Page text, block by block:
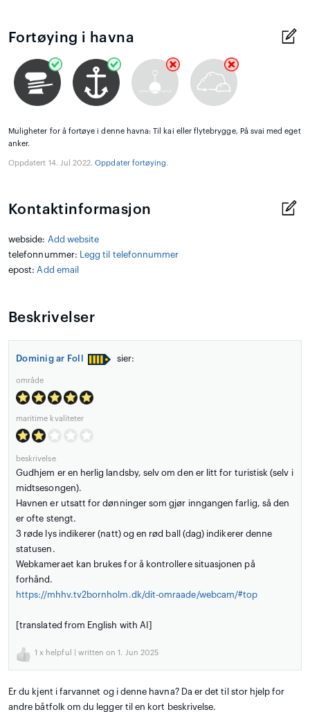
Fortøying i havna
Muligheter for å fortøye i denne havna: Til kai eller flytebrygge, På svai med eget
anker.
Oppdatert 14. Jul 2022.Oppdater fortøying.
Kontaktinformasjon
webside: Add website
telefonnummer:
Legg til telefonnummer
epost: Add email
Beskrivelser
Dominig ar Foll sier:
område
maritime kvaliteter
beskrivelse
Gudhjem er en herlig landsby, selv om den er litt for turistisk (selv i
midtsesongen).
Havnen er utsatt for dønninger som gjør inngangen farlig, så den
er ofte stengt.
3 røde lys indikerer (natt) og en rød ball (dag) indikerer denne
statusen.
Webkameraet kan brukes for å kontrollere situasjonen på
forhånd.
https://mhhv.tv2bornholm.dk/dit-omraade/webcam/#top
[translated from English with AI]
1 x helpful | written on 1. Jun 2025
Er du kjent i farvannet og i denne havna? Da er det til stor hjelp for
andre båtfolk om du legger til en kort beskrivelse.